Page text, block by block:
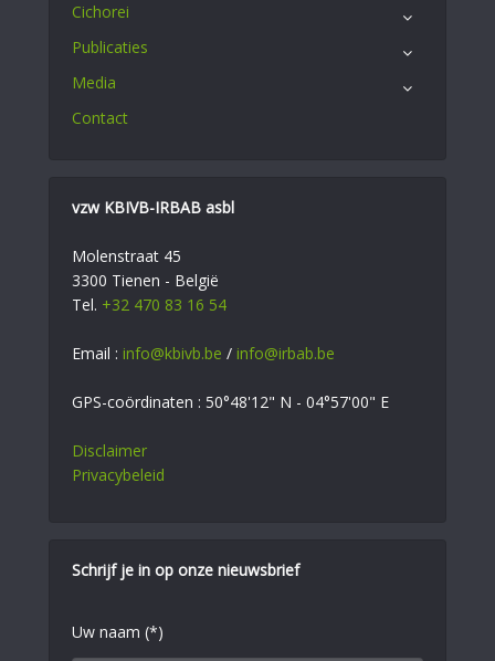
Cichorei
Publicaties
Media
Contact
vzw KBIVB-IRBAB asbl
Molenstraat 45
3300 Tienen - België
Tel. +32 470 83 16 54
Email : info@kbivb.be / info@irbab.be
GPS-coördinaten : 50°48'12" N - 04°57'00" E
Disclaimer
Privacybeleid
Schrijf je in op onze nieuwsbrief
Uw naam (*)